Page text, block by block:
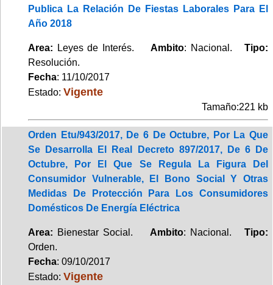
Publica La Relación De Fiestas Laborales Para El
Año 2018
Area: Leyes de Interés.Ambito: Nacional.Tipo:
Resolución.
Fecha: 11/10/2017
Estado: Vigente
Tamaño:221 kb
Orden Etu/943/2017, De 6 De Octubre, Por La Que
Se Desarrolla El Real Decreto 897/2017, De 6 De
Octubre, Por El Que Se Regula La Figura Del
Consumidor Vulnerable, El Bono Social Y Otras
Medidas De Protección Para Los Consumidores
Domésticos De Energía Eléctrica
Area: Bienestar Social. Ambito: Nacional. Tipo:
Orden.
Fecha: 09/10/2017
Estado: Vigente